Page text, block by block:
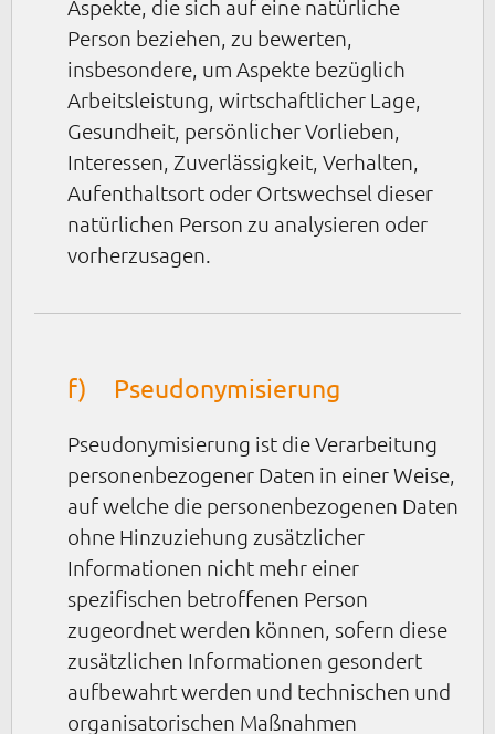
Aspekte, die sich auf eine natürliche
Person beziehen, zu bewerten,
insbesondere, um Aspekte bezüglich
Arbeitsleistung, wirtschaftlicher Lage,
Gesundheit, persönlicher Vorlieben,
Interessen, Zuverlässigkeit, Verhalten,
Aufenthaltsort oder Ortswechsel dieser
natürlichen Person zu analysieren oder
vorherzusagen.
f) Pseudonymisierung
Pseudonymisierung ist die Verarbeitung
personenbezogener Daten in einer Weise,
auf welche die personenbezogenen Daten
ohne Hinzuziehung zusätzlicher
Informationen nicht mehr einer
spezifischen betroffenen Person
zugeordnet werden können, sofern diese
zusätzlichen Informationen gesondert
aufbewahrt werden und technischen und
organisatorischen Maßnahmen